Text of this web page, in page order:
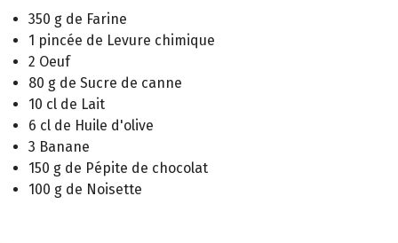
350 g de Farine
1 pincée de Levure chimique
2 Oeuf
80 g de Sucre de canne
10 cl de Lait
6 cl de Huile d'olive
3 Banane
150 g de Pépite de chocolat
100 g de Noisette